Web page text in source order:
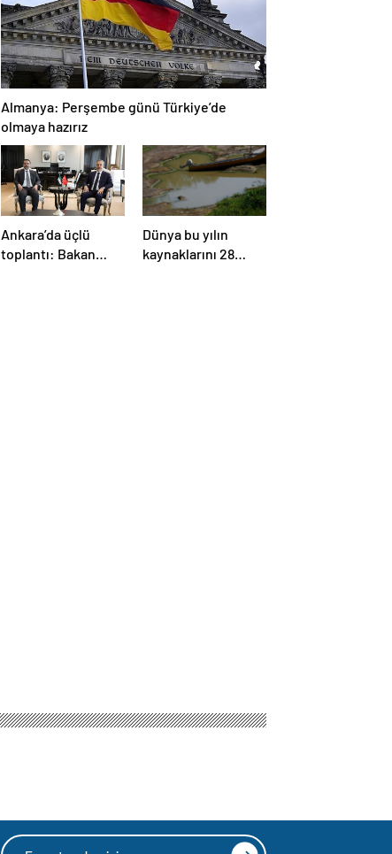
Almanya: Perşembe günü Türkiye’de
olmaya hazırız
Ankara’da üçlü
toplantı: Bakan
Dünya bu yılın
kaynaklarını 28